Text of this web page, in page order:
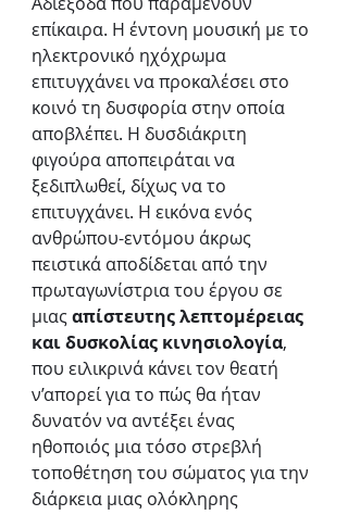
επίκαιρα. Η έντονη μουσική με το
ηλεκτρονικό ηχόχρωμα
επιτυγχάνει να προκαλέσει στο
κοινό τη δυσφορία στην οποία
αποβλέπει. Η δυσδιάκριτη
φιγούρα αποπειράται να
ξεδιπλωθεί, δίχως να το
επιτυγχάνει. Η εικόνα ενός
ανθρώπου-εντόμου άκρως
πειστικά αποδίδεται από την
πρωταγωνίστρια του έργου σε
μιας απίστευτης λεπτομέρειας
και δυσκολίας κινησιολογία,
που ειλικρινά κάνει τον θεατή
ν’απορεί για το πώς θα ήταν
δυνατόν να αντέξει ένας
ηθοποιός μια τόσο στρεβλή
τοποθέτηση του σώματος για την
διάρκεια μιας ολόκληρης